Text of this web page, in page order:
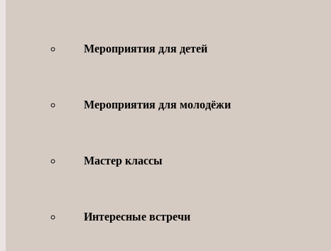
Мероприятия для детей
Мероприятия для молодёжи
Мастер классы
Интересные встречи